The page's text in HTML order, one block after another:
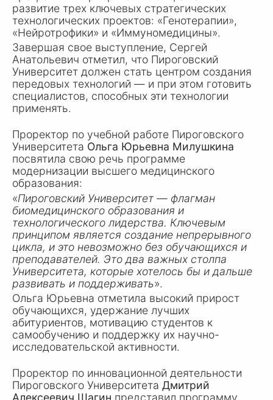
развитие трех ключевых стратегических
технологических проектов: «Генотерапии»,
«Нейротрофики» и «Иммуномедицины».
Завершая свое выступление, Сергей
Анатольевич отметил, что Пироговский
Университет должен стать центром создания
передовых технологий — и при этом готовить
специалистов, способных эти технологии
применять.
Проректор по учебной работе Пироговского
Университета Ольга Юрьевна Милушкина
посвятила свою речь программе
модернизации высшего медицинского
образования:
«Пироговский Университет — флагман
биомедицинского образования и
технологического лидерства. Ключевым
принципом является создание непрерывного
цикла, и это невозможно без обучающихся и
преподавателей. Это два важных столпа
Университета, которые хотелось бы и дальше
развивать и поддерживать».
Ольга Юрьевна отметила высокий прирост
обучающихся, удержание лучших
абитуриентов, мотивацию студентов к
самообучению и поддержку их научно-
исследовательской активности.
Проректор по инновационной деятельности
Пироговского Университета Дмитрий
Алексеевич Шагин представил программу,